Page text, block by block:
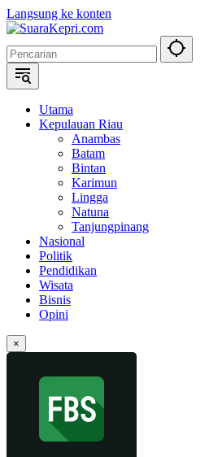
Langsung ke konten
Utama
Kepulauan Riau
Anambas
Batam
Bintan
Karimun
Lingga
Natuna
Tanjungpinang
Nasional
Politik
Pendidikan
Wisata
Bisnis
Opini
×